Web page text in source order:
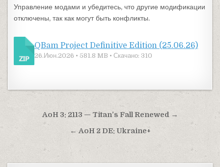
Управление модами и убедитесь, что другие модификации
отключены, так как могут быть конфликты.
QBam Project Definitive Edition (25.06.26)
26.Июн.2026 • 581.8 MB • Скачано: 310
Навигация по записям
AoH 3: 2113 — Titan’s Fall Renewed →
← AoH 2 DE: Ukraine+